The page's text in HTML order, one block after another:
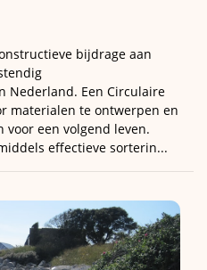
bijdrage aan
Nederland. Een Circulaire
materialen te ontwerpen en
een volgend leven.
effectieve sorterin...